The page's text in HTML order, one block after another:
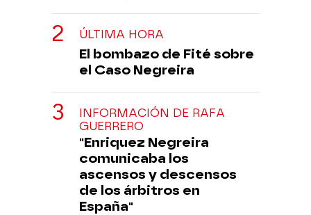
ÚLTIMA HORA
El bombazo de Fité sobre
el Caso Negreira
INFORMACIÓN DE RAFA
GUERRERO
"Enriquez Negreira
comunicaba los
ascensos y descensos
de los árbitros en
España"